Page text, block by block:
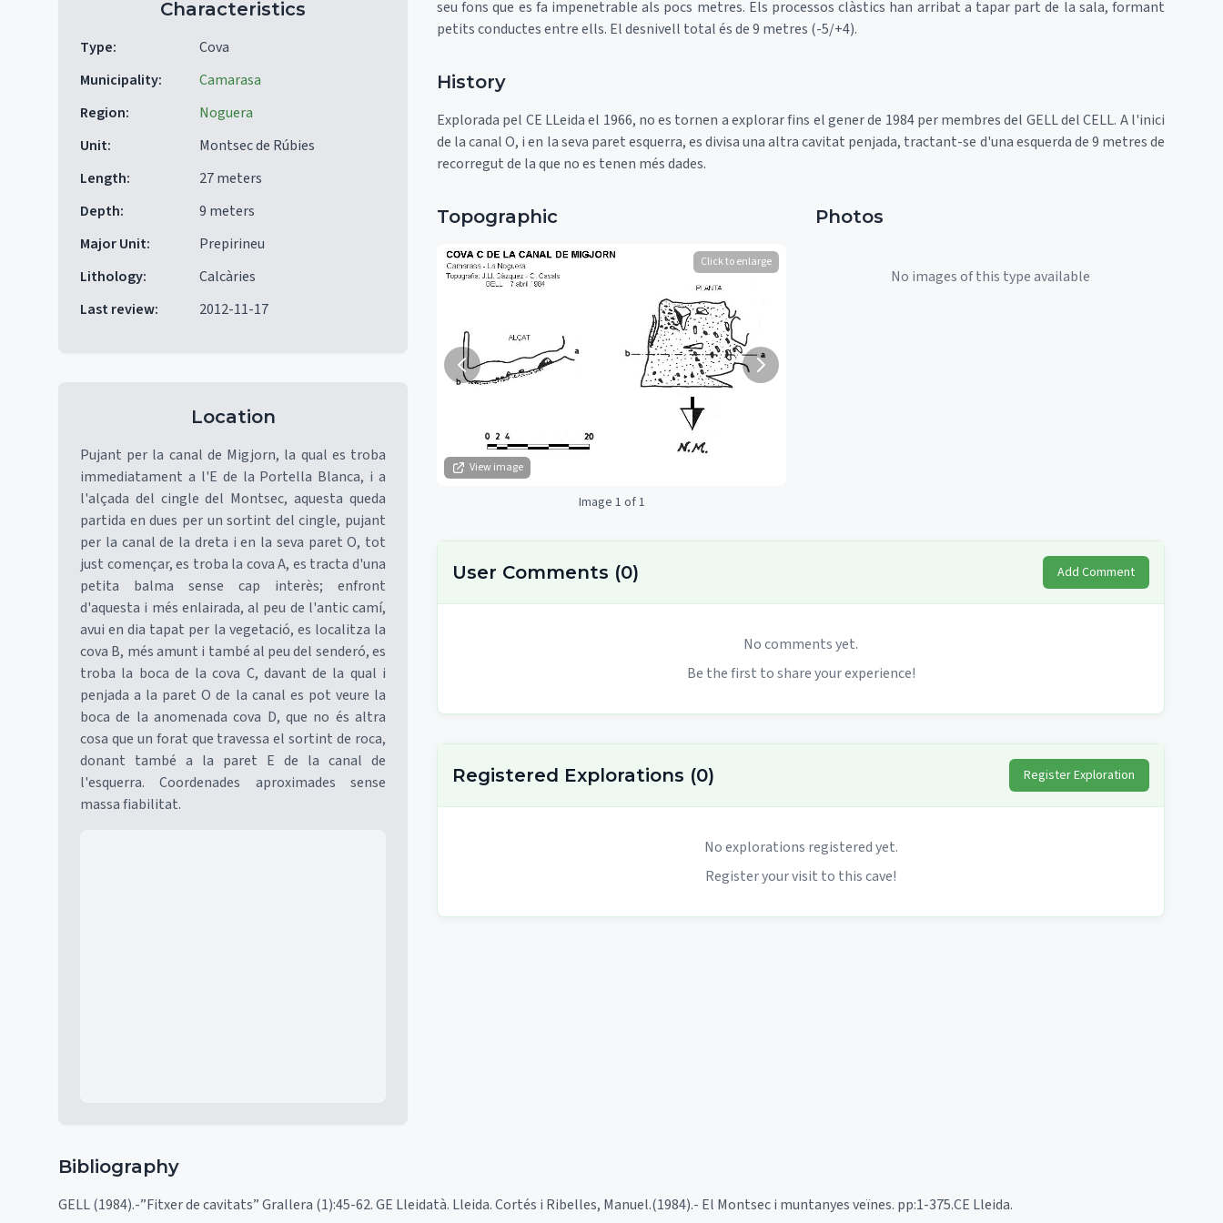
Characteristics
Type:
Cova
Municipality:
Camarasa
Region:
Noguera
Unit:
Montsec de Rúbies
Length:
27 meters
Depth:
9 meters
Major Unit:
Prepirineu
Lithology:
Calcàries
Last review: 2012-11-17
Location
Pujant per la canal de Migjorn, la qual es troba
immediatament a l'E de la Portella Blanca, i a
l'alçada del cingle del Montsec, aquesta queda
partida en dues per un sortint del cingle, pujant
per la canal de la dreta i en la seva paret O, tot
just començar, es troba la cova A, es tracta d'una
petita balma sense cap interès; enfront
d'aquesta i més enlairada, al peu de l'antic camí,
avui en dia tapat per la vegetació, es localitza la
cova B, més amunt i també al peu del senderó, es
troba la boca de la cova C, davant de la qual i
penjada a la paret O de la canal es pot veure la
boca de la anomenada cova D, que no és altra
cosa que un forat que travessa el sortint de roca,
donant també a la paret E de la canal de
l'esquerra. Coordenades aproximades sense
massa fiabilitat.
seu fons que es fa impenetrable als pocs metres. Els processos clàstics han arribat a tapar part de la sala, formant
petits conductes entre ells. El desnivell total és de 9 metres (-5/+4).
History
Explorada pel CE LLeida el 1966, no es tornen a explorar fins el gener de 1984 per membres del GELL del CELL. A l'inici
de la canal O, i en la seva paret esquerra, es divisa una altra cavitat penjada, tractant-se d'una esquerda de 9 metres de
recorregut de la que no es tenen més dades.
Topographic
View image
Click to enlarge
Image 1 of 1
Photos
No images of this type available
User Comments (0) Add Comment
No comments yet.
Be the first to share your experience!
Registered Explorations (0) Register Exploration
No explorations registered yet.
Register your visit to this cave!
Bibliography
GELL (1984).-”Fitxer de cavitats” Grallera (1):45-62. GE Lleidatà. Lleida. Cortés i Ribelles, Manuel.(1984).- El Montsec i muntanyes veïnes. pp:1-375.CE Lleida.